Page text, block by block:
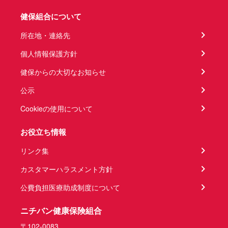
健保組合について
所在地・連絡先
個人情報保護方針
健保からの大切なお知らせ
公示
Cookieの使用について
お役立ち情報
リンク集
カスタマーハラスメント方針
公費負担医療助成制度について
ニチバン健康保険組合
〒102-0083